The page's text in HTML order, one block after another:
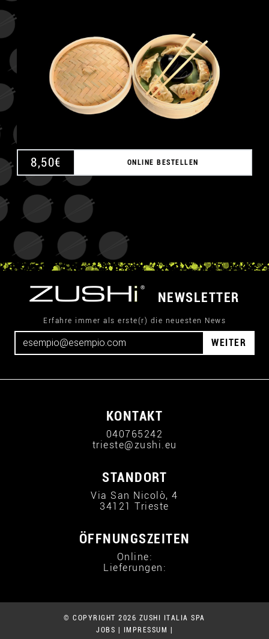
8,50€ ONLINE BESTELLEN
NEWSLETTER
Erfahre immer als erste(r) die neuesten News
WEITER
KONTAKT
040765242
trieste@zushi.eu
STANDORT
Via San Nicolò, 4
34121 Trieste
ÖFFNUNGSZEITEN
Online:
Lieferungen:
© COPYRIGHT 2026 ZUSHI ITALIA SPA
JOBS
IMPRESSUM